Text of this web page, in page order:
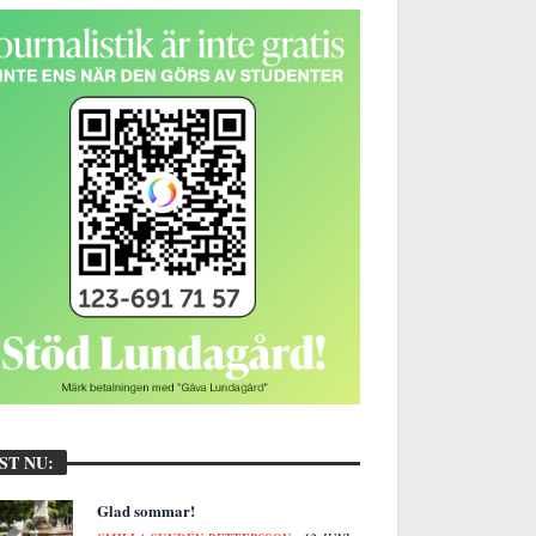
NU:
Glad sommar!